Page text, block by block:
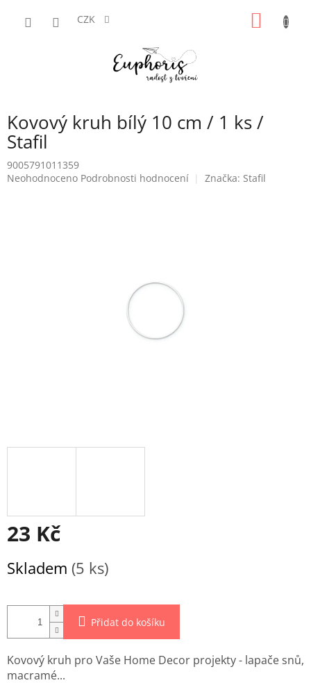
CZK
Kovový kruh bílý 10 cm / 1 ks /
Stafil
9005791011359
Průměrné
Neohodnoceno Podrobnosti hodnocení Značka: Stafil
23 Kč
cena:
Skladem (5 ks)
Přidat do košíku
Kovový kruh pro Vaše Home Decor projekty - lapače snů,
macramé...